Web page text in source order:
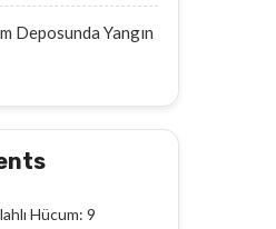
Deposunda Yangın
Hücum: 9